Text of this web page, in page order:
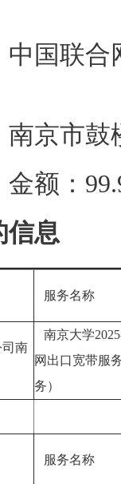
中国联
京市鼓
额：
信息
服务名称
南
南京大学
网出口宽带服
务）
服务名称